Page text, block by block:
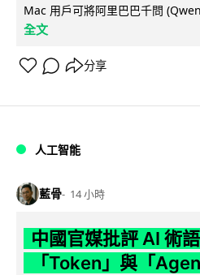
Mac 用戶可將阿里巴巴千問
全文
分享
人工智能
藍骨 14 小時
中國官媒批評 AI 術
「Token」與「